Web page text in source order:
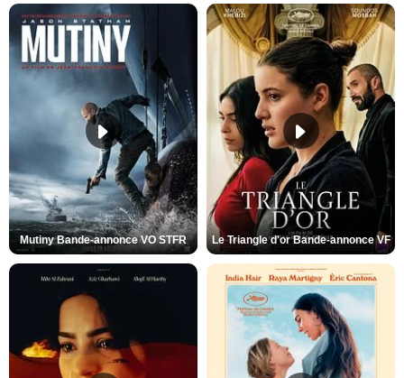
Mutiny Bande-annonce VO STFR Le Triangle d'or Bande-annonce VF